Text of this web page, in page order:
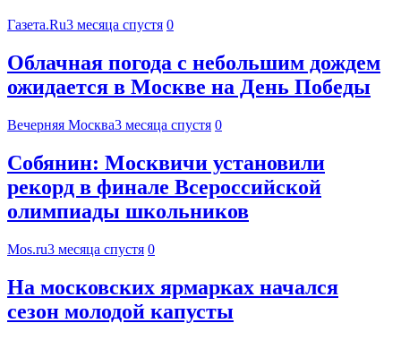
Газета.Ru3 месяца спустя 0
Облачная погода с небольшим дождем
ожидается в Москве на День Победы
Вечерняя Москва3 месяца спустя 0
Собянин: Москвичи установили
рекорд в финале Всероссийской
олимпиады школьников
Mos.ru3 месяца спустя 0
На московских ярмарках начался
сезон молодой капусты